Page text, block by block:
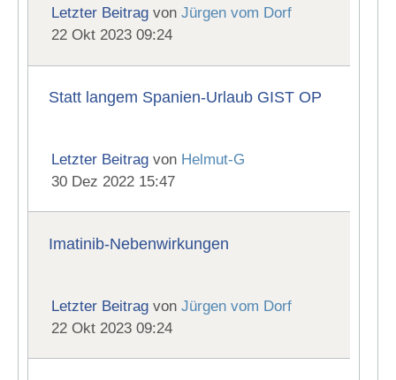
Letzter Beitrag vonJürgen vom Dorf
22 Okt 2023 09:24
Statt langem Spanien-Urlaub GIST OP
Letzter Beitrag von Helmut-G
30 Dez 2022 15:47
Imatinib-Nebenwirkungen
Letzter Beitrag vonJürgen vom Dorf
22 Okt 2023 09:24